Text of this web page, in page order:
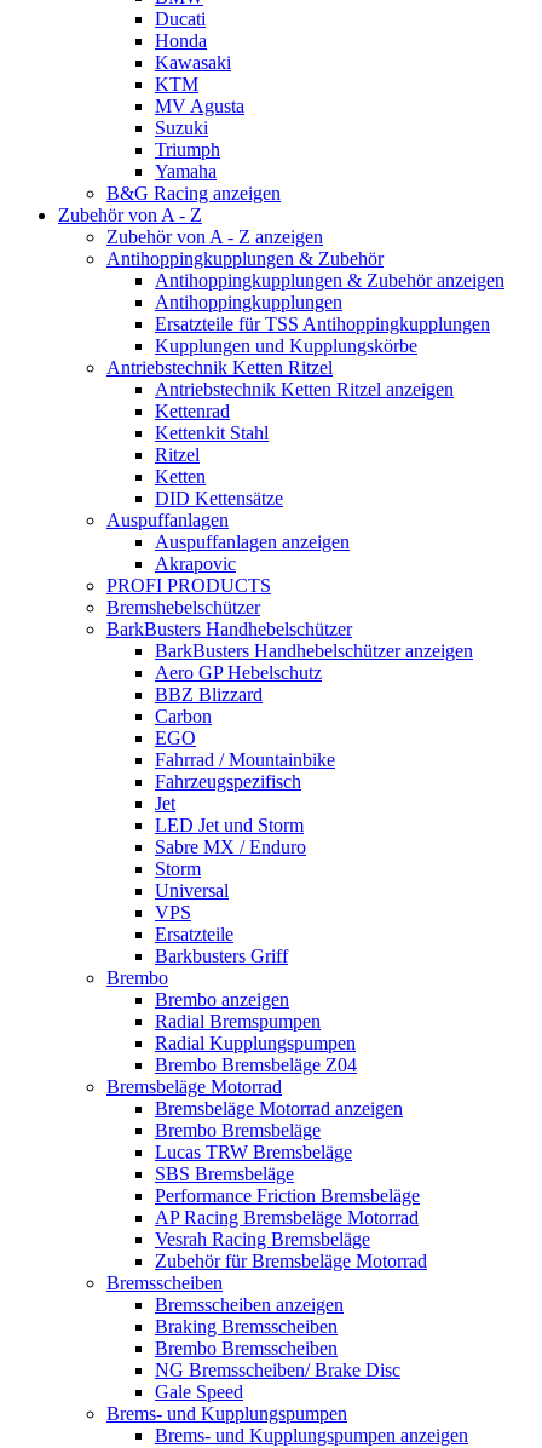
Ducati
Honda
Kawasaki
KTM
MV Agusta
Suzuki
Triumph
Yamaha
B&G Racing anzeigen
Zubehör von A - Z
Zubehör von A - Z anzeigen
Antihoppingkupplungen & Zubehör
Antihoppingkupplungen & Zubehör anzeigen
Antihoppingkupplungen
Ersatzteile für TSS Antihoppingkupplungen
Kupplungen und Kupplungskörbe
Antriebstechnik Ketten Ritzel
Antriebstechnik Ketten Ritzel anzeigen
Kettenrad
Kettenkit Stahl
Ritzel
Ketten
DID Kettensätze
Auspuffanlagen
Auspuffanlagen anzeigen
Akrapovic
PROFI PRODUCTS
Bremshebelschützer
BarkBusters Handhebelschützer
BarkBusters Handhebelschützer anzeigen
Aero GP Hebelschutz
BBZ Blizzard
Carbon
EGO
Fahrrad / Mountainbike
Fahrzeugspezifisch
Jet
LED Jet und Storm
Sabre MX / Enduro
Storm
Universal
VPS
Ersatzteile
Barkbusters Griff
Brembo
Brembo anzeigen
Radial Bremspumpen
Radial Kupplungspumpen
Brembo Bremsbeläge Z04
Bremsbeläge Motorrad
Bremsbeläge Motorrad anzeigen
Brembo Bremsbeläge
Lucas TRW Bremsbeläge
SBS Bremsbeläge
Performance Friction Bremsbeläge
AP Racing Bremsbeläge Motorrad
Vesrah Racing Bremsbeläge
Zubehör für Bremsbeläge Motorrad
Bremsscheiben
Bremsscheiben anzeigen
Braking Bremsscheiben
Brembo Bremsscheiben
NG Bremsscheiben/ Brake Disc
Gale Speed
Brems- und Kupplungspumpen
Brems- und Kupplungspumpen anzeigen